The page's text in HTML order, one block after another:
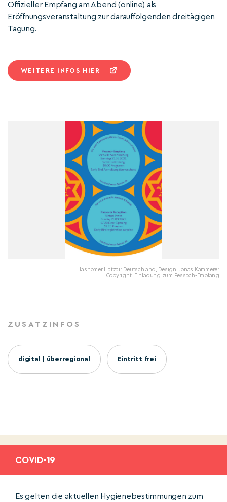
Offizieller Empfang am Abend (online) als
Eröffnungsveranstaltung zur darauffolgenden dreitägigen
Tagung.
WEITERE INFOS HIER
Hashomer Hatzair Deutschland, Design: Jonas Kammerer
Copyright: Einladung zum Pessach-Empfang
ZUSATZINFOS
digital | überregional Eintritt frei
COVID-19
Es gelten die aktuellen Hygienebestimmungen zum